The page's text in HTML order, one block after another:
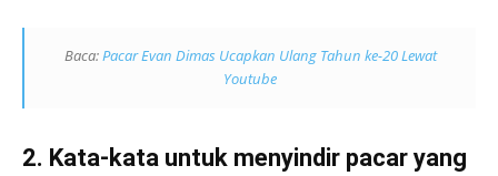
Baca:Pacar Evan Dimas Ucapkan Ulang Tahun ke-20 Lewat
Youtube
2. Kata-kata untuk menyindir pacar yang